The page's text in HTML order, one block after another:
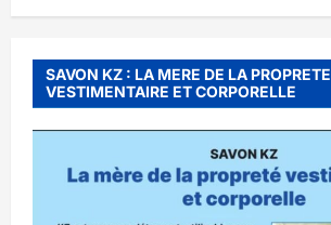
SAVON KZ : LA MERE DE LA PROPRETE
VESTIMENTAIRE ET CORPORELLE